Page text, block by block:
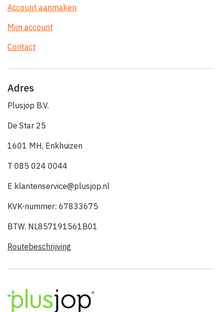
Account aanmaken
Mijn account
Contact
Adres
Plusjop B.V.
De Star 25
1601 MH, Enkhuizen
T 085 024 0044
E klantenservice@plusjop.nl
KVK-nummer: 67833675
BTW. NL857191561B01
Routebeschrijving